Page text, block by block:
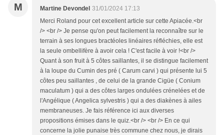
M Martine Devondel 31/01/2024 17:13
Merci Roland pour cet excellent article sur cette Apiacée.<br
/> <br /> Je pense qu'on peut facilement la reconnaître sur le
terrain à ses longues bractéoles linéaires réfléchies, elle est
la seule ombellifère à avoir cela ! C'est facile à voir !<br />
Quant à son fruit à 5 côtes saillantes, il se distingue facilement
à la loupe du Cumin des pré ( Carum carvi ) qui présente lui 5
côtes peu saillantes , de celui de la grande Cigüe ( Conium
maculatum ) qui a des côtes larges ondulées crénelées et de
l'Angélique ( Angelica sylvestris ) qui a des diakènes à ailes
membraneuses. Je fais référence ici aux diverses
propositions émises dans le quiz.<br /> <br /> En ce qui
concerne la jolie punaise très commune chez nous, je dirais